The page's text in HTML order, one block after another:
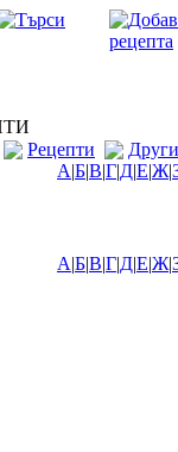
Рецепти
Други
А|Б|В|Г|Д|Е|Ж|
А|Б|В|Г|Д|Е|Ж|